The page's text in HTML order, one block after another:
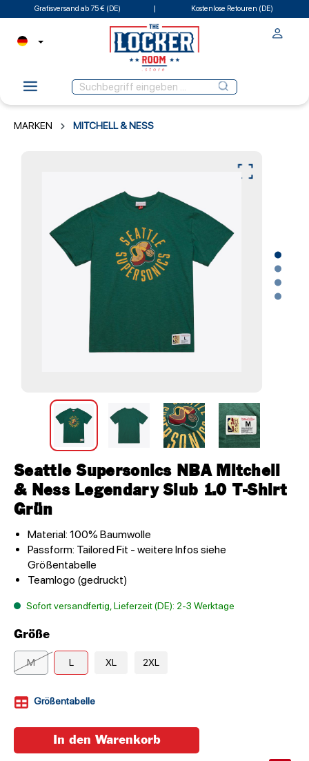
Gratisversand ab 75 € (DE) Kostenlose Retouren (DE)
MARKEN MITCHELL & NESS
Seattle Supersonics NBA Mitchell
& Ness Legendary Slub 1.0 T-Shirt
Grün
Material: 100% Baumwolle
Passform: Tailored Fit - weitere Infos siehe
Größentabelle
Teamlogo (gedruckt)
Sofort versandfertig, Lieferzeit (DE): 2-3 Werktage
Größe
M L XL 2XL
Größentabelle
In den Warenkorb